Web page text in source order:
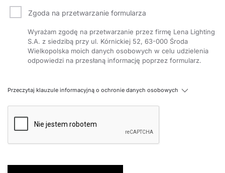
Zgoda na przetwarzanie formularza
Wyrażam zgodę na przetwarzanie przez firmę Lena Lighting
S.A. z siedzibą przy ul. Kórnickiej 52, 63-000 Środa
Wielkopolska moich danych osobowych w celu udzielenia
odpowiedzi na przesłaną informację poprzez formularz.
Przeczytaj klauzule informacyjną o ochronie danych osobowych